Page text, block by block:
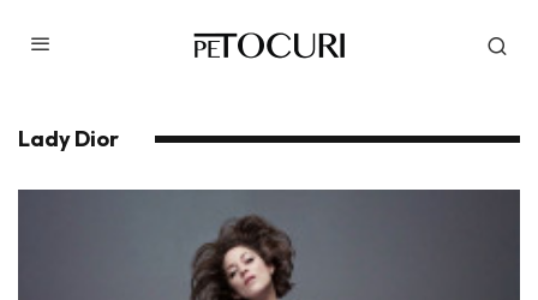
Lady Dior